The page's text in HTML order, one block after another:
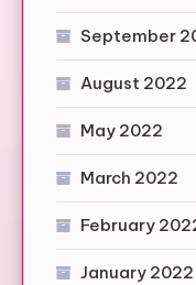
September
August 2022
May 2022
March 2022
February
January 2022